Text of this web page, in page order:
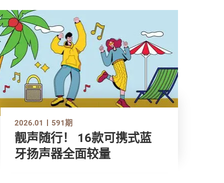
2026.01 591期
靓声随行！ 16款可携式蓝
牙扬声器全面较量